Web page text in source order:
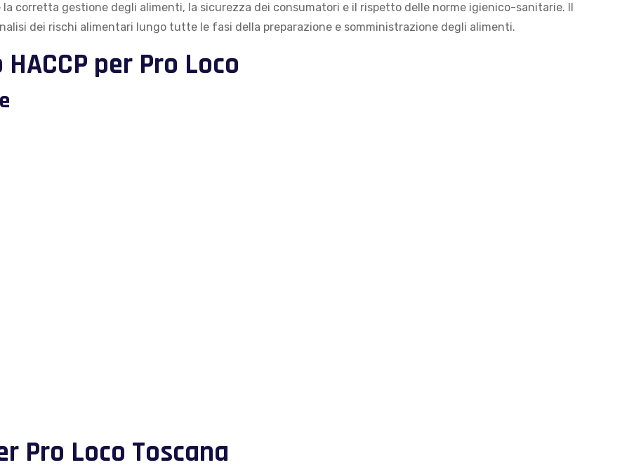
corretta gestione degli alimenti, la sicurezza dei consumatori e il rispetto delle norme igienico-sanitarie. Il
dei rischi alimentari lungo tutte le fasi della preparazione e somministrazione degli alimenti.
per Pro Loco
Pro Loco Toscana